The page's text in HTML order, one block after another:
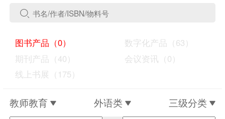
图书产品（0）
数字化产品（63）
期刊产品（40）
会议资讯（0）
线上书展（175）
教师教育 外语类 三级分类